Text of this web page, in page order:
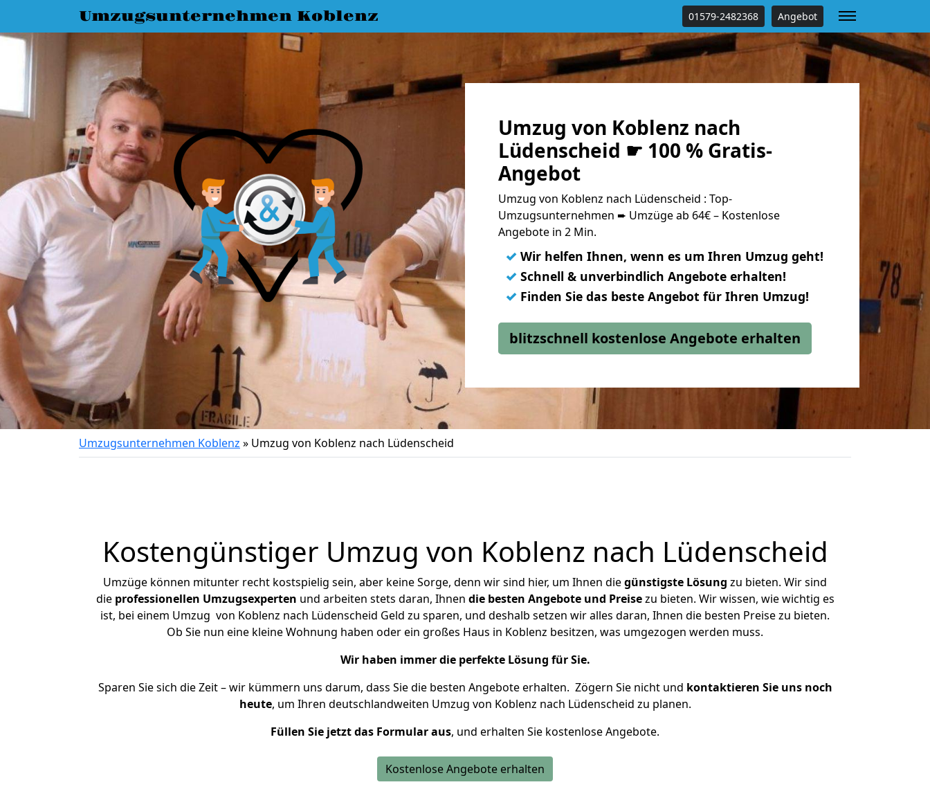
Umzugsunternehmen Koblenz 01579-2482368 Angebot
Umzug von Koblenz nach
Lüdenscheid ☛ 100 % Gratis-
Angebot
Umzug von Koblenz nach Lüdenscheid : Top-
Umzugsunternehmen ➨ Umzüge ab 64€ – Kostenlose
Angebote in 2 Min.
✓ Wir helfen Ihnen, wenn es um Ihren Umzug geht!
✓ Schnell & unverbindlich Angebote erhalten!
✓ Finden Sie das beste Angebot für Ihren Umzug!
blitzschnell kostenlose Angebote erhalten
Umzugsunternehmen Koblenz » Umzug von Koblenz nach Lüdenscheid
Kostengünstiger Umzug von Koblenz nach Lüdenscheid
Umzüge können mitunter recht kostspielig sein, aber keine Sorge, denn wir sind hier, um Ihnen diegünstigste Lösung zu bieten. Wir sind
die professionellen Umzugsexperten und arbeiten stets daran, Ihnen die besten Angebote und Preisezu bieten. Wir wissen, wie wichtig es
ist, bei einem Umzug von Koblenz nach Lüdenscheid Geld zu sparen, und deshalb setzen wir alles daran, Ihnen die besten Preise zu bieten.
Ob Sie nun eine kleine Wohnung haben oder ein großes Haus in Koblenz besitzen, was umgezogen werden muss.
Wir haben immer die perfekte Lösung für Sie.
Sparen Sie sich die Zeit – wir kümmern uns darum, dass Sie die besten Angebote erhalten. Zögern Sie nicht und kontaktieren Sie uns noch
heute, um Ihren deutschlandweiten Umzug von Koblenz nach Lüdenscheid zu planen.
Füllen Sie jetzt das Formular aus, und erhalten Sie kostenlose Angebote.
Kostenlose Angebote erhalten